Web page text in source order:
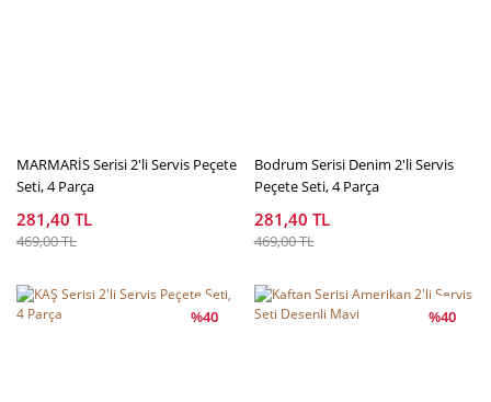
MARMARİS Serisi 2'li Servis Peçete
Seti, 4 Parça
281,40 TL
469,00 TL
Bodrum Serisi Denim 2'li Servis
Peçete Seti, 4 Parça
281,40 TL
469,00 TL
%40 %40